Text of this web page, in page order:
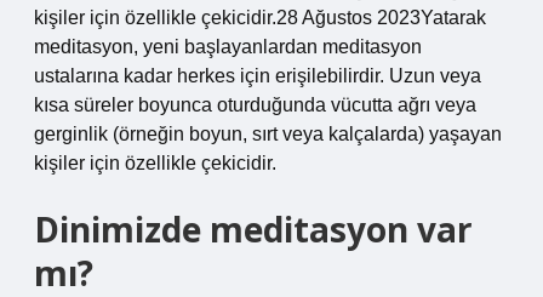
kişiler için özellikle çekicidir.28 Ağustos 2023Yatarak
meditasyon, yeni başlayanlardan meditasyon
ustalarına kadar herkes için erişilebilirdir. Uzun veya
kısa süreler boyunca oturduğunda vücutta ağrı veya
gerginlik (örneğin boyun, sırt veya kalçalarda) yaşayan
kişiler için özellikle çekicidir.
Dinimizde meditasyon var
mı?